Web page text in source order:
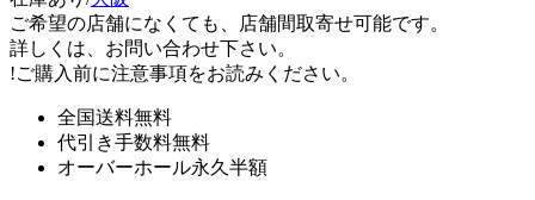
ご希望の店舗になくても、店舗間取寄せ可能です。
詳しくは、お問い合わせ下さい。
!ご購入前に注意事項をお読みください。
全国送料無料
代引き手数料無料
オーバーホール永久半額